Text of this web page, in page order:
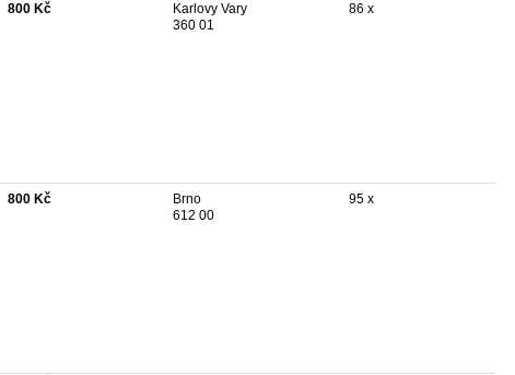
800 Kč
Karlovy Vary
360 01
86 x
800 Kč
Brno
612 00
95 x